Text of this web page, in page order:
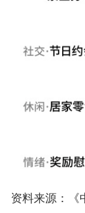
资料来源：《